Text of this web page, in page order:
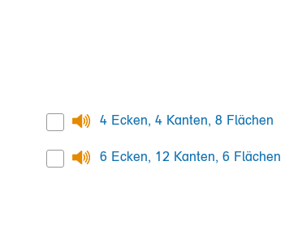
4 Ecken, 4 Kanten, 8 Flächen
6 Ecken, 12 Kanten, 6 Flächen